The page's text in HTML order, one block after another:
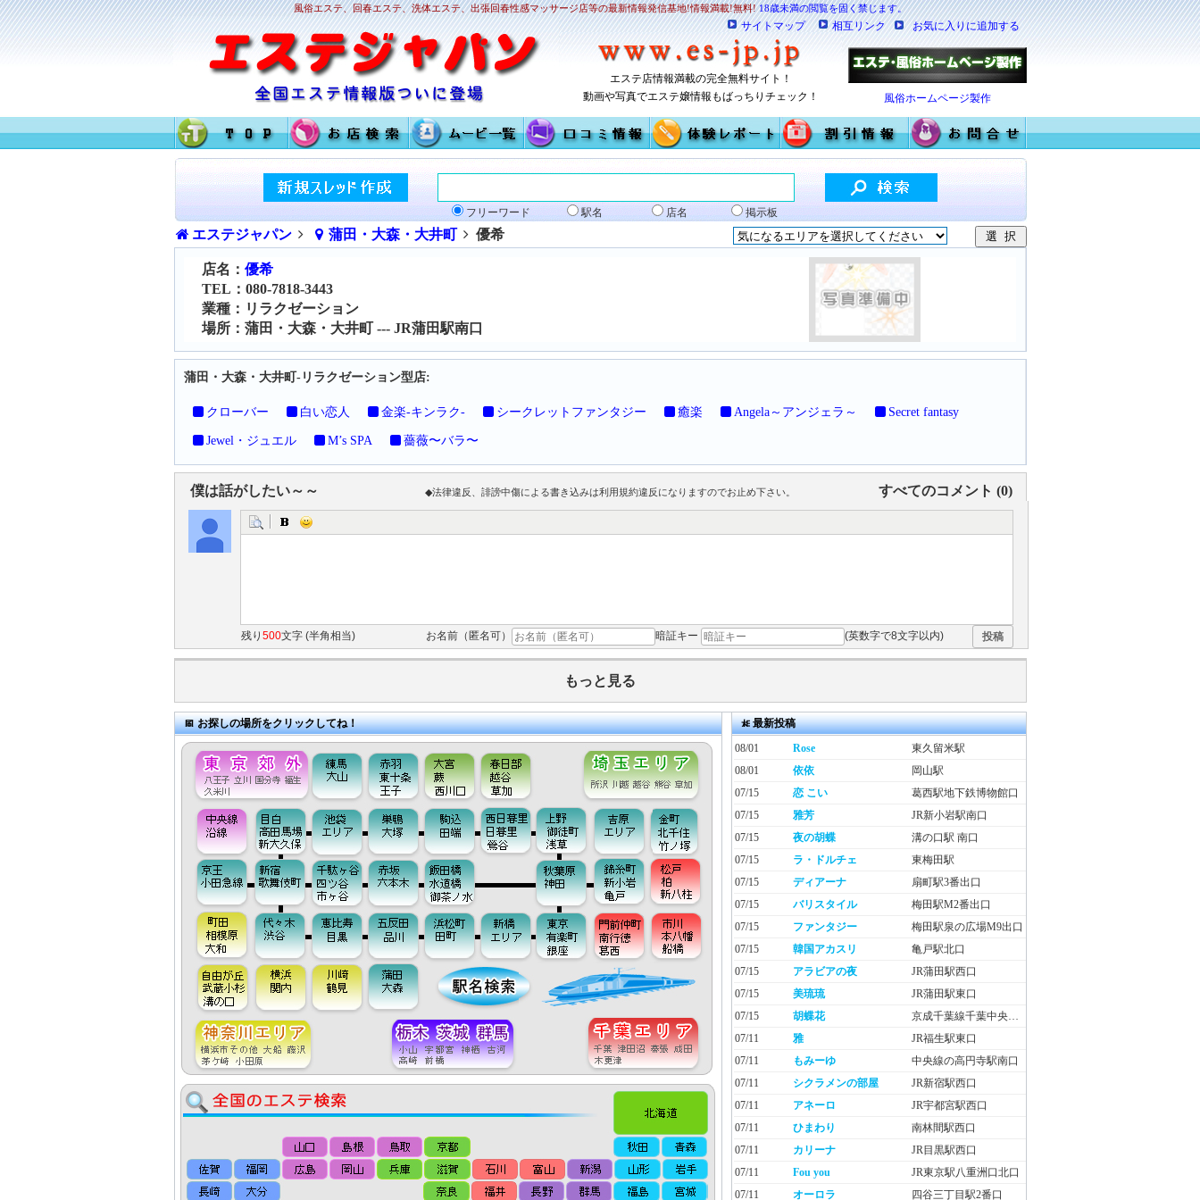
風俗エステ、回春エステ、洗体エステ、出張回春性感マッサージ店等の最新情報発信基地!情報満載!無料! 18歳未満の閲覧を固く禁じます。
サイトマップ 相互リンク お気に入りに追加する
エステ店情報満載の完全無料サイト！
動画や写真でエステ嬢情報もばっちりチェック！
風俗ホームページ製作
フリーワード 駅名 店名 掲示板
エステジャパン 蒲田・大森・大井町 優希
店名： 優希
TEL：080-7818-3443
業種：リラクゼーション
場所：蒲田・大森・大井町 --- JR蒲田駅南口
蒲田・大森・大井町-リラクゼーション型店:
クローバー 白い恋人 金楽-キンラク- シークレットファンタジー 癒楽 Angela～アンジェラ～ Secret fantasy
Jewel・ジュエル M’s SPA 薔薇〜バラ〜
僕は話がしたい～～ ◆法律違反、誹謗中傷による書き込みは利用規約違反になりますのでお止め下さい。 すべてのコメント (0)
残り 500文字 (半角相当) お名前（匿名可） 暗証キー (英数字で8文字以内) 投稿
もっと見る
お探しの場所をクリックしてね！
最新投稿
08/01
Rose
東久留米駅
08/01
依依
岡山駅
07/15
恋 こい
葛西駅地下鉄博物館口
07/15
雅芳
JR新小岩駅南口
07/15
夜の胡蝶
溝の口駅 南口
07/15
ラ・ドルチェ
東梅田駅
07/15
ディアーナ
扇町駅3番出口
07/15
バリスタイル
梅田駅M2番出口
07/15
ファンタジー
梅田駅泉の広場M9出口
07/15
韓国アカスリ
亀戸駅北口
07/15
アラビアの夜
JR蒲田駅西口
07/15
美琉琉
JR蒲田駅東口
07/15
胡蝶花
京成千葉線千葉中央駅東口
07/11
雅
JR福生駅東口
07/11
もみーゆ
中央線の高円寺駅南口
07/11
シクラメンの部屋
JR新宿駅西口
07/11
アネーロ
JR宇都宮駅西口
07/11
ひまわり
南林間駅西口
07/11
カリーナ
JR目黒駅西口
07/11
Fou you
JR東京駅八重洲口北口
07/11
オーロラ 四谷三丁目駅2番口